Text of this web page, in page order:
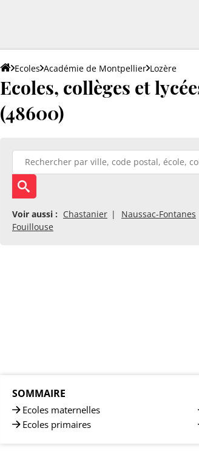
Ecoles Académie de Montpellier Lozère
Ecoles, collèges et
(48600)
Voir aussi : Chastanier Naussac-Fontanes
Fouillouse
SOMMAIRE
Ecoles maternelles
Ecoles primaires